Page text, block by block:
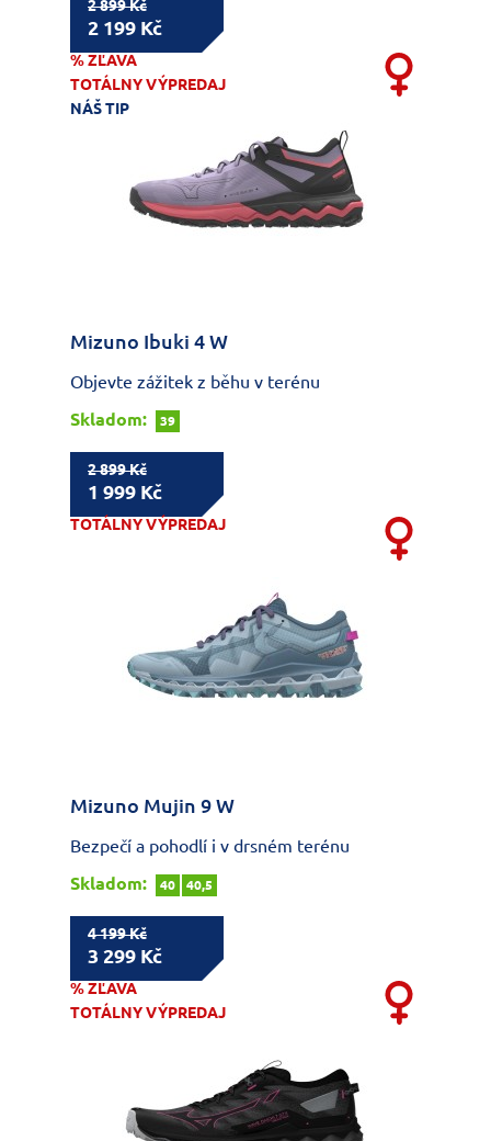
2 899 Kč
2 199 Kč
% ZĽAVA
TOTÁLNY VÝPREDAJ
NÁŠ TIP
Mizuno Ibuki 4 W
Objevte zážitek z běhu v terénu
Skladom:
39
2 899 Kč
1 999 Kč
TOTÁLNY VÝPREDAJ
Mizuno Mujin 9 W
Bezpečí a pohodlí i v drsném terénu
Skladom:
40 40,5
4 199 Kč
3 299 Kč
% ZĽAVA
TOTÁLNY VÝPREDAJ